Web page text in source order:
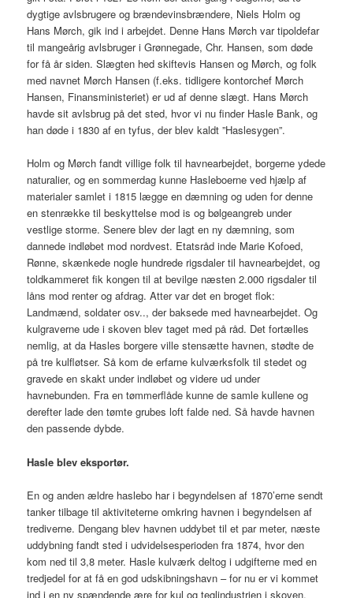
dygtige avlsbrugere og brændevinsbrændere, Niels Holm og
Hans Mørch, gik ind i arbejdet. Denne Hans Mørch var tipoldefar
til mangeårig avlsbruger i Grønnegade, Chr. Hansen, som døde
for få år siden. Slægten hed skiftevis Hansen og Mørch, og folk
med navnet Mørch Hansen (f.eks. tidligere kontorchef Mørch
Hansen, Finansministeriet) er ud af denne slægt. Hans Mørch
havde sit avlsbrug på det sted, hvor vi nu finder Hasle Bank, og
han døde i 1830 af en tyfus, der blev kaldt ”Haslesygen”.
Holm og Mørch fandt villige folk til havnearbejdet, borgerne ydede
naturalier, og en sommerdag kunne Hasleboerne ved hjælp af
materialer samlet i 1815 lægge en dæmning og uden for denne
en stenrække til beskyttelse mod is og bølgeangreb under
vestlige storme. Senere blev der lagt en ny dæmning, som
dannede indløbet mod nordvest. Etatsråd inde Marie Kofoed,
Rønne, skænkede nogle hundrede rigsdaler til havnearbejdet, og
toldkammeret fik kongen til at bevilge næsten 2.000 rigsdaler til
låns mod renter og afdrag. Atter var det en broget flok:
Landmænd, soldater osv.., der baksede med havnearbejdet. Og
kulgraverne ude i skoven blev taget med på råd. Det fortælles
nemlig, at da Hasles borgere ville stensætte havnen, stødte de
på tre kulfløtser. Så kom de erfarne kulværksfolk til stedet og
gravede en skakt under indløbet og videre ud under
havnebunden. Fra en tømmerflåde kunne de samle kullene og
derefter lade den tømte grubes loft falde ned. Så havde havnen
den passende dybde.
Hasle blev eksportør.
En og anden ældre haslebo har i begyndelsen af 1870’erne sendt
tanker tilbage til aktiviteterne omkring havnen i begyndelsen af
trediverne. Dengang blev havnen uddybet til et par meter, næste
uddybning fandt sted i udvidelsesperioden fra 1874, hvor den
kom ned til 3,8 meter. Hasle kulværk deltog i udgifterne med en
tredjedel for at få en god udskibningshavn – for nu er vi kommet
ind i en ny spændende ære for kul og teglindustrien i skoven.